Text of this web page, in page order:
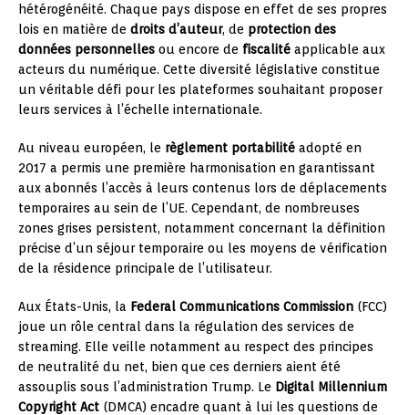
hétérogénéité. Chaque pays dispose en effet de ses propres
lois en matière de droits d’auteur, de protection des
données personnelles ou encore de fiscalité applicable aux
acteurs du numérique. Cette diversité législative constitue
un véritable défi pour les plateformes souhaitant proposer
leurs services à l’échelle internationale.
Au niveau européen, le règlement portabilité adopté en
2017 a permis une première harmonisation en garantissant
aux abonnés l’accès à leurs contenus lors de déplacements
temporaires au sein de l’UE. Cependant, de nombreuses
zones grises persistent, notamment concernant la définition
précise d’un séjour temporaire ou les moyens de vérification
de la résidence principale de l’utilisateur.
Aux États-Unis, la Federal Communications Commission (FCC)
joue un rôle central dans la régulation des services de
streaming. Elle veille notamment au respect des principes
de neutralité du net, bien que ces derniers aient été
assouplis sous l’administration Trump. Le Digital Millennium
Copyright Act (DMCA) encadre quant à lui les questions de